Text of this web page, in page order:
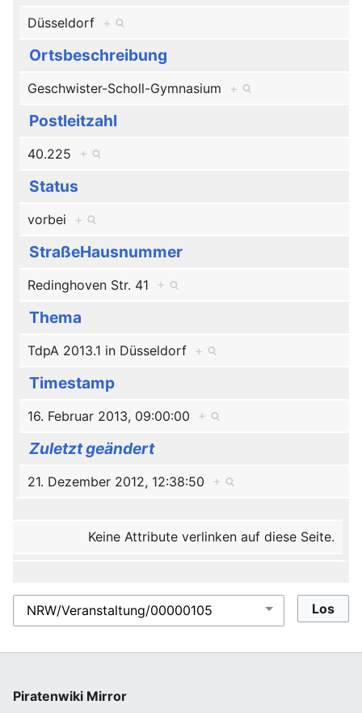
Düsseldorf +
Ortsbeschreibung
Geschwister-Scholl-Gymnasium +
Postleitzahl
40.225 +
Status
vorbei +
StraßeHausnummer
Redinghoven Str. 41 +
Thema
TdpA 2013.1 in Düsseldorf +
Timestamp
16. Februar 2013, 09:00:00 +
Zuletzt geändert
21. Dezember 2012, 12:38:50 +
Keine Attribute verlinken auf diese Seite.
Piratenwiki Mirror